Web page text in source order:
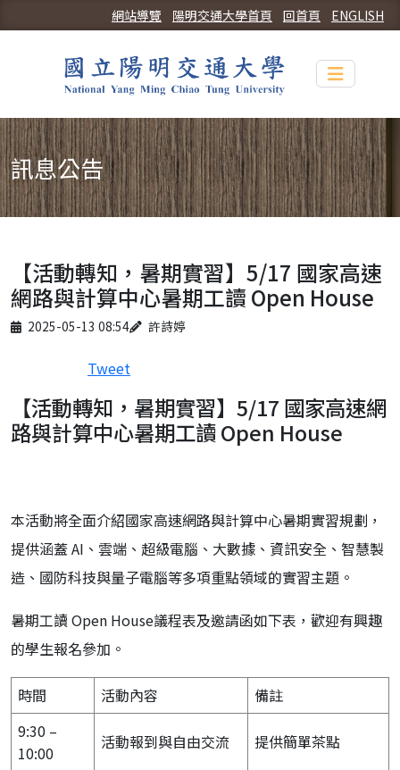
ENGLISH
回首頁
陽明交通大學首頁
網站導覽
Toggle
訊息公告
【活動轉知，暑期實習】5/17 國家高速
網路與計算中心暑期工讀 Open House
Published on
2025-05-13 08:54
Author 許詩婷
Tweet
【活動轉知，暑期實習】5/17 國家高速網
路與計算中心暑期工讀 Open House
本活動將全面介紹國家高速網路與計算中心暑期實習規劃，
提供涵蓋 AI、雲端、超級電腦、大數據、資訊安全、智慧製
造、國防科技與量子電腦等多項重點領域的實習主題。
暑期工讀 Open House議程表及邀請函如下表，歡迎有興趣
的學生報名參加。
時間 活動內容
備註
9:30 –
10:00
活動報到與自由交流 提供簡單茶點